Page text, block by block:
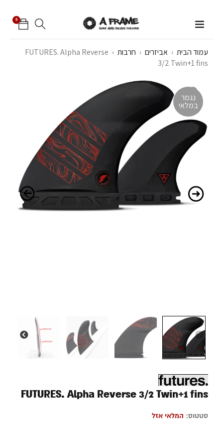
0
עמוד הבית › אביזרים › חרבות ›
FUTURES. Alpha Reverse
3/2 Twin+1 fins
נגמר
במלאי
FUTURES. Alpha Reverse 3/2 Twin+1 fins
סטטוס: המלאי אזל